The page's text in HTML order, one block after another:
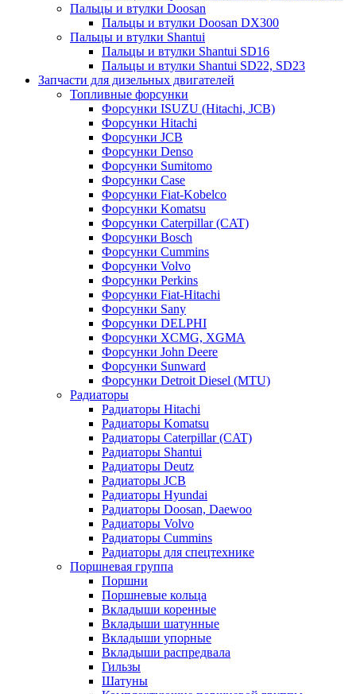
Пальцы и втулки Doosan
Пальцы и втулки Doosan DX300
Пальцы и втулки Shantui
Пальцы и втулки Shantui SD16
Пальцы и втулки Shantui SD22, SD23
Запчасти для дизельных двигателей
Топливные форсунки
Форсунки ISUZU (Hitachi, JCB)
Форсунки Hitachi
Форсунки JCB
Форсунки Denso
Форсунки Sumitomo
Форсунки Case
Форсунки Fiat-Kobelco
Форсунки Komatsu
Форсунки Caterpillar (CAT)
Форсунки Bosch
Форсунки Cummins
Форсунки Volvo
Форсунки Perkins
Форсунки Fiat-Hitachi
Форсунки Sany
Форсунки DELPHI
Форсунки XCMG, XGMA
Форсунки John Deere
Форсунки Sunward
Форсунки Detroit Diesel (MTU)
Радиаторы
Радиаторы Hitachi
Радиаторы Komatsu
Радиаторы Caterpillar (CAT)
Радиаторы Shantui
Радиаторы Deutz
Радиаторы JCB
Радиаторы Hyundai
Радиаторы Doosan, Daewoo
Радиаторы Volvo
Радиаторы Cummins
Радиаторы для спецтехнике
Поршневая группа
Поршни
Поршневые кольца
Вкладыши коренные
Вкладыши шатунные
Вкладыши упорные
Вкладыши распредвала
Гильзы
Шатуны